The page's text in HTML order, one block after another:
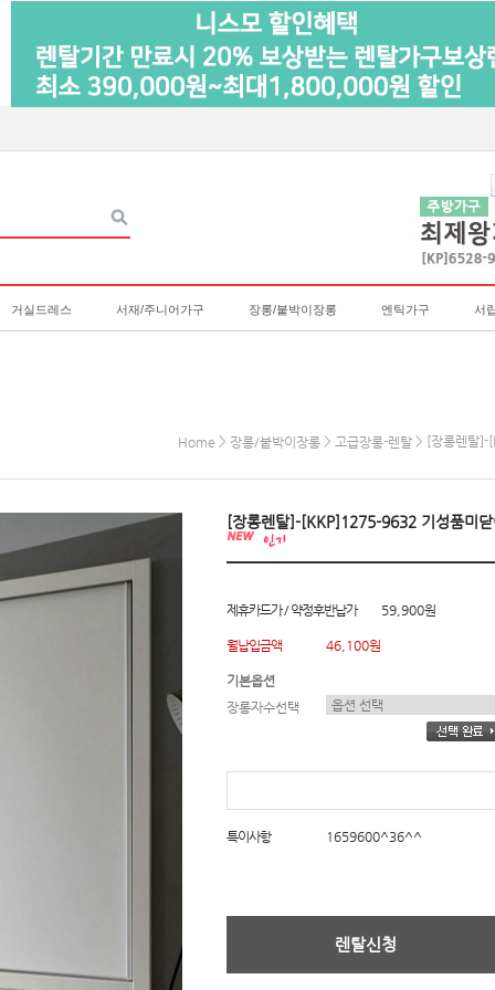
거실드레스 서재/주니어가구 장롱/붙박이장롱 엔틱가구 서
Home > 장롱/붙박이장롱 > 고급장롱-렌탈 > [장롱렌탈]-
[장롱렌탈]-[KKP]1275-9632 기성품미
제휴카드가 / 약정후반납가 59,900원
월납입금액 46,100원
기본옵션
장롱자수선택
특이사항 1659600^36^^
렌탈신청